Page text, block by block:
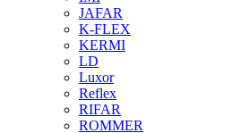
JAFAR
K-FLEX
KERMI
LD
Luxor
Reflex
RIFAR
ROMMER